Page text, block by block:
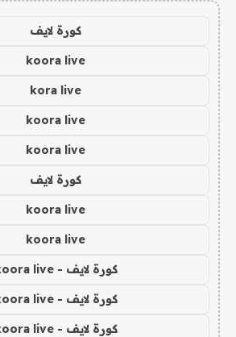
كورة لايف
koora live
kora live
koora live
koora live
كورة لايف
koora live
koora live
كورة لايف - koora live
كورة لايف - koora live
كورة لايف - koora live